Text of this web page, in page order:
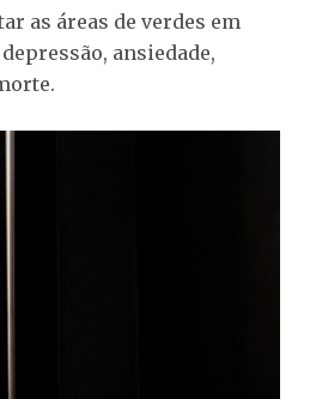
as áreas de verdes em
ansiedade,